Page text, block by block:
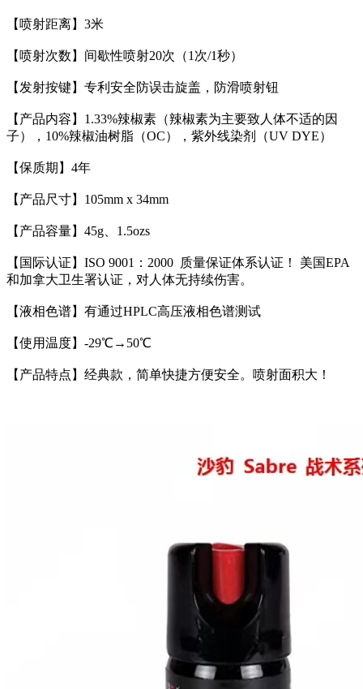
【喷射距离】3米
【喷射次数】间歇性喷射20次（1次/1秒）
【发射按键】专利安全防误击旋盖，防滑喷射钮
【产品内容】1.33%辣椒素（辣椒素为主要致人体不适的因
子），10%辣椒油树脂（OC），紫外线染剂（UV DYE）
【保质期】4年
【产品尺寸】105mm x 34mm
【产品容量】45g、1.5ozs
【国际认证】ISO 9001：2000 质量保证体系认证！ 美国EPA
和加拿大卫生署认证，对人体无持续伤害。
【液相色谱】有通过HPLC高压液相色谱测试
【使用温度】-29℃→50℃
【产品特点】经典款，简单快捷方便安全。喷射面积大！